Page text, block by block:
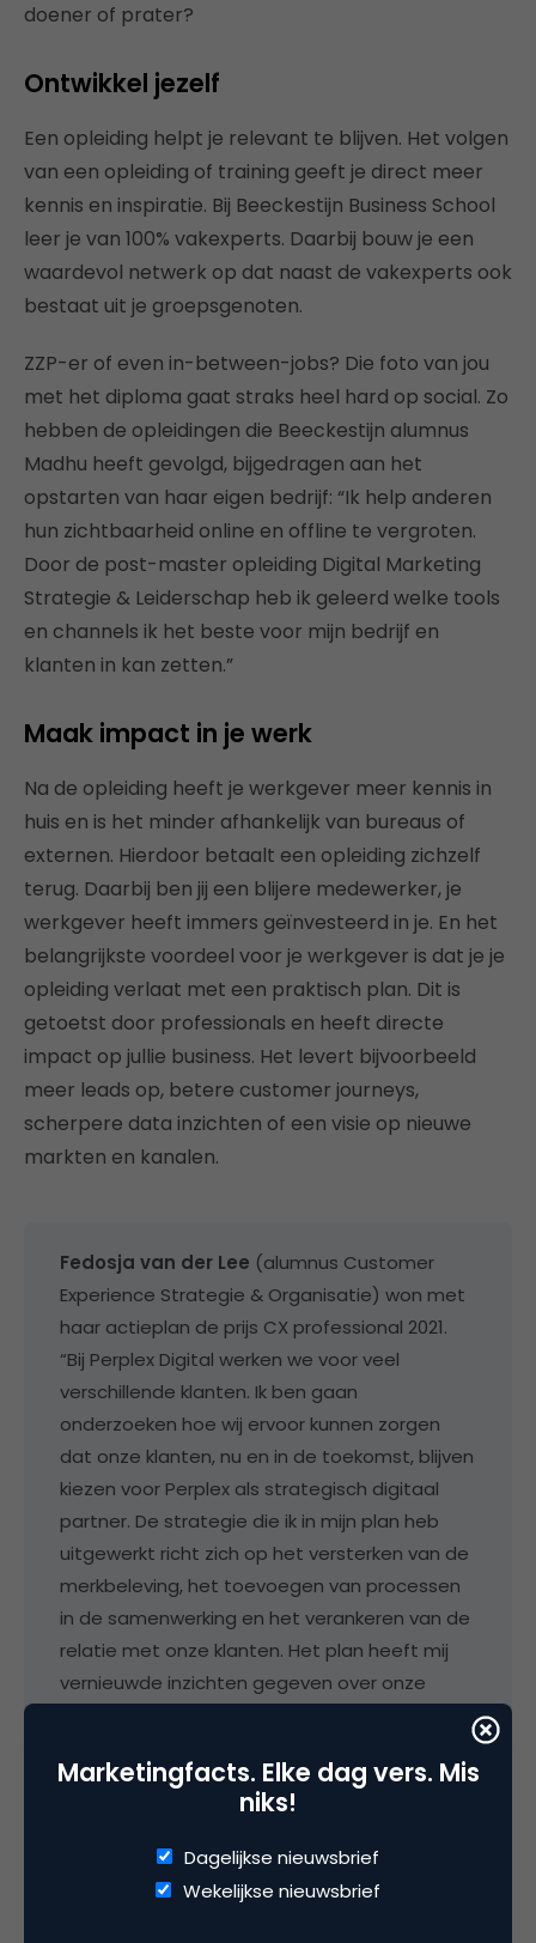
doener of prater?
Ontwikkel jezelf
Een opleiding helpt je relevant te blijven. Het volgen
van een opleiding of training geeft je direct meer
kennis en inspiratie. Bij Beeckestijn Business School
leer je van 100% vakexperts. Daarbij bouw je een
waardevol netwerk op dat naast de vakexperts ook
bestaat uit je groepsgenoten.
ZZP-er of even in-between-jobs? Die foto van jou
met het diploma gaat straks heel hard op social. Zo
hebben de opleidingen die Beeckestijn alumnus
Madhu heeft gevolgd, bijgedragen aan het
opstarten van haar eigen bedrijf: “Ik help anderen
hun zichtbaarheid online en offline te vergroten.
Door de post-master opleiding Digital Marketing
Strategie & Leiderschap heb ik geleerd welke tools
en channels ik het beste voor mijn bedrijf en
klanten in kan zetten.”
Maak impact in je werk
Na de opleiding heeft je werkgever meer kennis in
huis en is het minder afhankelijk van bureaus of
externen. Hierdoor betaalt een opleiding zichzelf
terug. Daarbij ben jij een blijere medewerker, je
werkgever heeft immers geïnvesteerd in je. En het
belangrijkste voordeel voor je werkgever is dat je je
opleiding verlaat met een praktisch plan. Dit is
getoetst door professionals en heeft directe
impact op jullie business. Het levert bijvoorbeeld
meer leads op, betere customer journeys,
scherpere data inzichten of een visie op nieuwe
markten en kanalen.
Fedosja van der Lee (alumnus Customer
Experience Strategie & Organisatie) won met
haar actieplan de prijs CX professional 2021.
“Bij Perplex Digital werken we voor veel
verschillende klanten. Ik ben gaan
onderzoeken hoe wij ervoor kunnen zorgen
dat onze klanten, nu en in de toekomst, blijven
kiezen voor Perplex als strategisch digitaal
partner. De strategie die ik in mijn plan heb
uitgewerkt richt zich op het versterken van de
merkbeleving, het toevoegen van processen
in de samenwerking en het verankeren van de
relatie met onze klanten. Het plan heeft mij
vernieuwde inzichten gegeven over onze
In korte tijd up-to-date
Door de inzet van vakexperts is de stof in de
colleges zeer actueel. Ze vinden het leuk om hun
Marketingfacts. Elke dag vers. Mis
niks!
Dagelijkse nieuwsbrief
Wekelijkse nieuwsbrief